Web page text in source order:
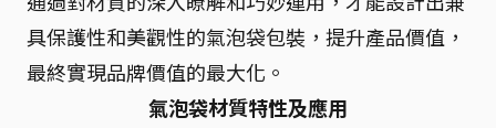
具保護性和美觀性的氣泡袋包裝，提升產品價值，
最終實現品牌價值的最大化。
氣泡袋材質特性及應用